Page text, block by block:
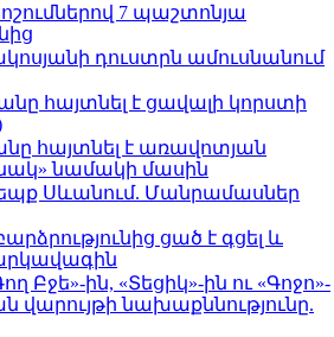
7 պաշտոնյա
դուստրն ամուսնանում
հայտնել է ցավալի կորստի
հայտնել է առավոտյան
նամակի մասին
Սևանում. Մանրամասներ
ցած է գցել և
Բջե»-ին, «Տեցիկ»-ին ու «Գոջո»-
վարույթի նախաքննությունը.